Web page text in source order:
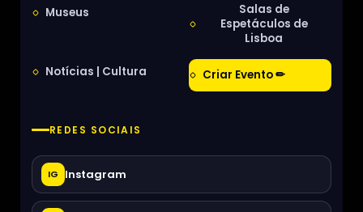
Museus
Salas de
Espetáculos de
Lisboa
Notícias | Cultura Criar Evento ✏
REDES SOCIAIS
IG Instagram